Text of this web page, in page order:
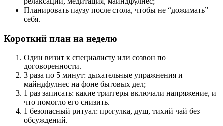
Планировать паузу после стола, чтобы не “дожимать”
себя.
Короткий план на неделю
Один визит к специалисту или созвон по
договоренности.
3 раза по 5 минут: дыхательные упражнения и
майндфулнес на фоне бытовых дел;
1 раз записать: какие триггеры включали напряжение, и
что помогло его снизить.
1 безопасный ритуал: прогулка, душ, тихий чай без
обсуждений.